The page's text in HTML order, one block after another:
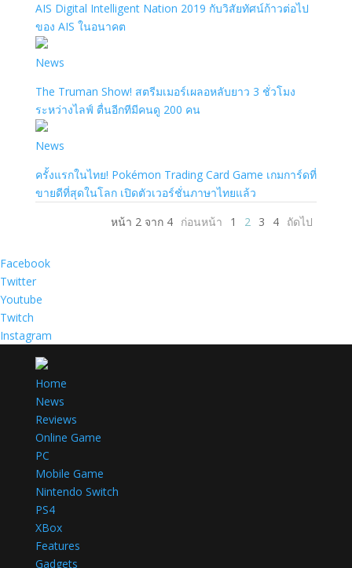
AIS Digital Intelligent Nation 2019 กับวิสัยทัศน์ก้าวต่อไป
ของ AIS ในอนาคต
News
The Truman Show! สตรีมเมอร์เผลอหลับยาว 3 ชั่วโมง
ระหว่างไลฟ์ ตื่นอีกทีมีคนดู 200 คน
News
ครั้งแรกในไทย! Pokémon Trading Card Game เกมการ์ดที่
ขายดีที่สุดในโลก เปิดตัวเวอร์ชั่นภาษาไทยแล้ว
หน้า 2 จาก 4 ก่อนหน้า 1 2 3 4 ถัดไป
Facebook
Twitter
Youtube
Twitch
Instagram
Home
News
Reviews
Online Game
PC
Mobile Game
Nintendo Switch
PS4
XBox
Features
Gadgets